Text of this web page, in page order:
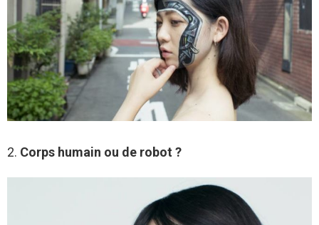
2. Corps humain ou de robot ?